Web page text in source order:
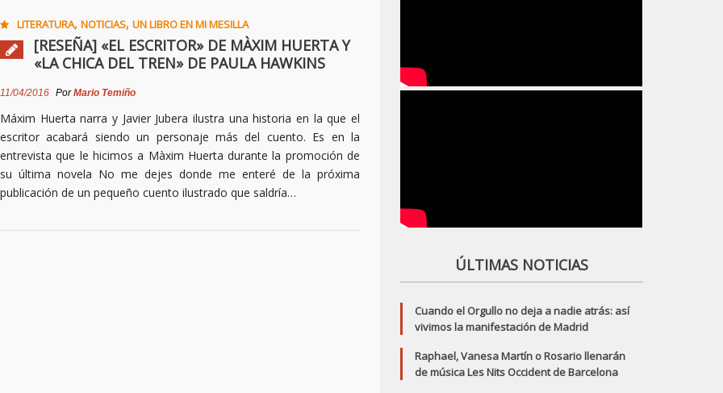
LITERATURA, NOTICIAS, UN LIBRO EN MI MESILLA
[RESEÑA] «EL ESCRITOR» DE MÀXIM HUERTA Y
«LA CHICA DEL TREN» DE PAULA HAWKINS
11/04/2016 PorMario Temiño
Máxim Huerta narra y Javier Jubera ilustra una historia en la que el
escritor acabará siendo un personaje más del cuento. Es en la
entrevista que le hicimos a Màxim Huerta durante la promoción de
su última novela No me dejes donde me enteré de la próxima
publicación de un pequeño cuento ilustrado que saldría…
ÚLTIMAS NOTICIAS
Cuando el Orgullo no deja a nadie atrás: así
vivimos la manifestación de Madrid
Raphael, Vanesa Martín o Rosario llenarán
de música Les Nits Occident de Barcelona